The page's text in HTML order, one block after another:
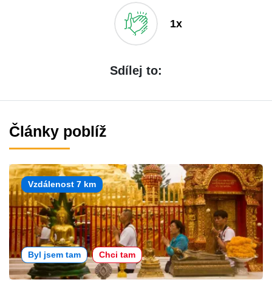
1x
Sdílej to:
Články poblíž
Vzdálenost 7 km
Byl jsem tam Chci tam